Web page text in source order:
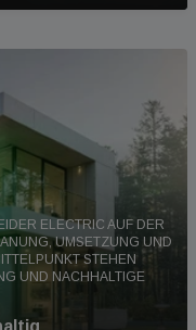
ELECTRIC AUF DER
UMSETZUNG UND
STEHEN
UND NACHHALTIGE